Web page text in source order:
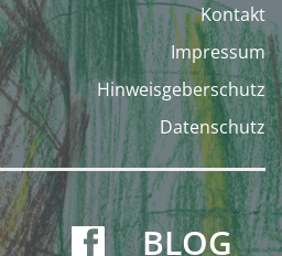
Kontakt
Impressum
Hinweisgeberschutz
Datenschutz
BLOG